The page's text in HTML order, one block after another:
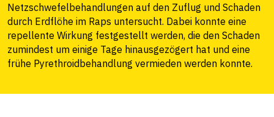
Netzschwefelbehandlungen auf den Zuflug und Schaden
durch Erdflöhe im Raps untersucht. Dabei konnte eine
repellente Wirkung festgestellt werden, die den Schaden
zumindest um einige Tage hinausgezögert hat und eine
frühe Pyrethroidbehandlung vermieden werden konnte.